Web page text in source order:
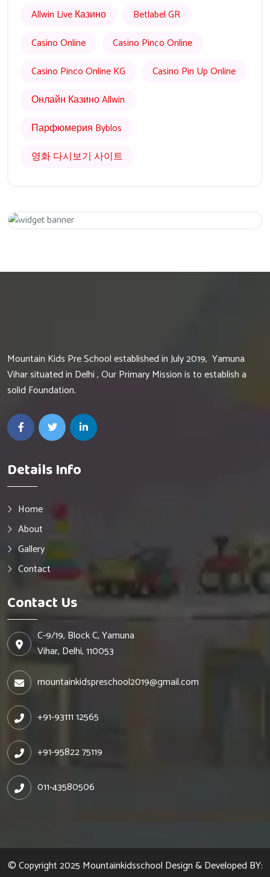
Allwin Live Казино
Betlabel GR
Casino Online
Casino Pinco Online
Casino Pinco Online KG
Casino Pin Up Online
Онлайн Казино Allwin
Парфюмерия Byblos
영화 다시보기 사이트
Mountain Kids Pre School established in July 2019, Yamuna
Vihar situated in Delhi , Our Primary Mission is to establish a
solid Foundation.
Details Info
Home
About
Gallery
Contact
Contact Us
C-9/19, Block C, Yamuna
Vihar, Delhi, 110053
mountainkidspreschool2019@gmail.com
+91-93111 12565
+91-95822 75119
011-43580506
© Copyright 2025 Mountainkidsschool Design & Developed BY: